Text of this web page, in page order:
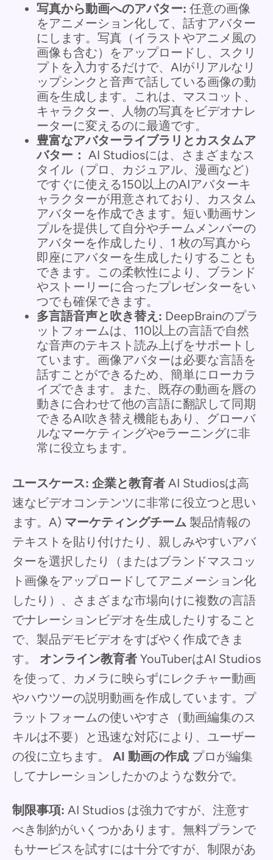
写真から動画へのアバター: 任意の画像
をアニメーション化して、話すアバター
にします。写真（イラストやアニメ風の
画像も含む）をアップロードし、スクリ
プトを入力するだけで、AIがリアルなリ
ップシンクと音声で話している画像の動
画を生成します。これは、マスコット、
キャラクター、人物の写真をビデオナレ
ーターに変えるのに最適です。
豊富なアバターライブラリとカスタムア
バター： AI Studiosには、さまざまなス
タイル（プロ、カジュアル、漫画など）
ですぐに使える150以上のAIアバターキ
ャラクターが用意されており、カスタム
アバターを作成できます。短い動画サン
プルを提供して自分やチームメンバーの
アバターを作成したり、1 枚の写真から
即座にアバターを生成したりすることも
できます。この柔軟性により、ブランド
やストーリーに合ったプレゼンターをい
つでも確保できます。
多言語音声と吹き替え: DeepBrainのプラ
ットフォームは、110以上の言語で自然
な音声のテキスト読み上げをサポートし
ています。画像アバターは必要な言語を
話すことができるため、簡単にローカラ
イズできます。また、既存の動画を唇の
動きに合わせて他の言語に翻訳して同期
できるAI吹き替え機能もあり、グローバ
ルなマーケティングやeラーニングに非
常に役立ちます。
ユースケース: 企業と教育者 AI Studiosは高
速なビデオコンテンツに非常に役立つと思い
ます。A) マーケティングチーム 製品情報の
テキストを貼り付けたり、親しみやすいアバ
ターを選択したり（またはブランドマスコッ
ト画像をアップロードしてアニメーション化
したり）、さまざまな市場向けに複数の言語
でナレーションビデオを生成したりすること
で、製品デモビデオをすばやく作成できま
す。 オンライン教育者 YouTuberはAI Studios
を使って、カメラに映らずにレクチャー動画
やハウツーの説明動画を作成しています。プ
ラットフォームの使いやすさ（動画編集のス
キルは不要）と迅速な対応により、ユーザー
の役に立ちます。 AI 動画の作成 プロが編集
してナレーションしたかのような数分で。
制限事項: AI Studios は強力ですが、注意す
べき制約がいくつかあります。無料プランで
もサービスを試すには十分ですが、制限があ